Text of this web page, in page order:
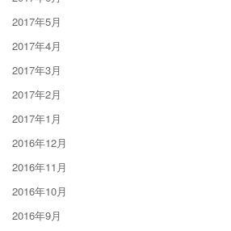
2017年5月
2017年4月
2017年3月
2017年2月
2017年1月
2016年12月
2016年11月
2016年10月
2016年9月